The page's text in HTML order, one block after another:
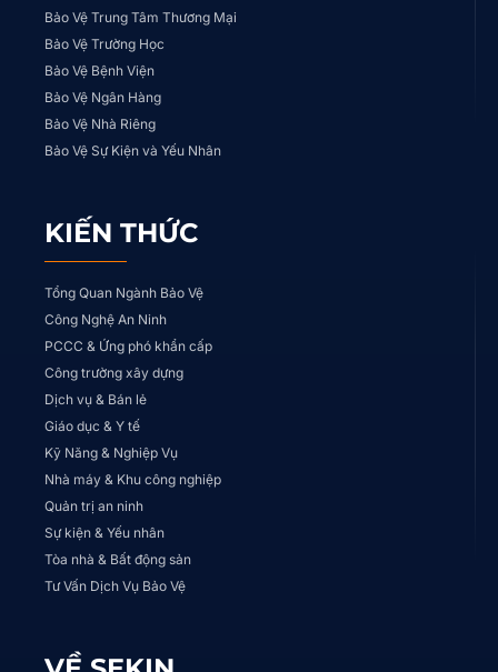
Bảo Vệ Trung Tâm Thương Mại
Bảo Vệ Trường Học
Bảo Vệ Bệnh Viện
Bảo Vệ Ngân Hàng
Bảo Vệ Nhà Riêng
Bảo Vệ Sự Kiện và Yếu Nhân
KIẾN THỨC
Tổng Quan Ngành Bảo Vệ
Công Nghệ An Ninh
PCCC & Ứng phó khẩn cấp
Công trường xây dựng
Dịch vụ & Bán lẻ
Giáo dục & Y tế
Kỹ Năng & Nghiệp Vụ
Nhà máy & Khu công nghiệp
Quản trị an ninh
Sự kiện & Yếu nhân
Tòa nhà & Bất động sản
Tư Vấn Dịch Vụ Bảo Vệ